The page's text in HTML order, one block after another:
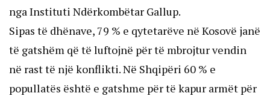
nga Instituti Ndërkombëtar Gallup.
Sipas të dhënave, 79 % e qytetarëve në Kosovë janë
të gatshëm që të luftojnë për të mbrojtur vendin
në rast të një konflikti. Në Shqipëri 60 % e
popullatës është e gatshme për të kapur armët për